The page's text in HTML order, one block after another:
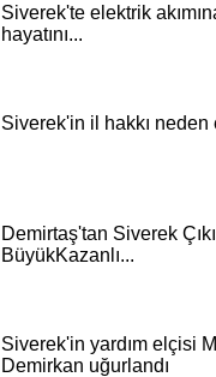
Siverek'te elektrik
hayatını...
Siverek'in il hakkı neden
Demirtaş'tan Siverek
BüyükKazanlı...
Siverek'in yardım elçisi
Demirkan uğurlandı